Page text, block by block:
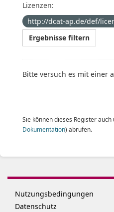
Lizenzen:
http://dcat-ap.de/def/
Ergebnisse filtern
Bitte versuch es mit einer
Sie können dieses Register auch
Dokumentation) abrufen.
Nutzungsbedingungen
Datenschutz